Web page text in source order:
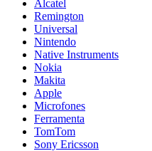
Alcatel
Remington
Universal
Nintendo
Native Instruments
Nokia
Makita
Apple
Microfones
Ferramenta
TomTom
Sony Ericsson